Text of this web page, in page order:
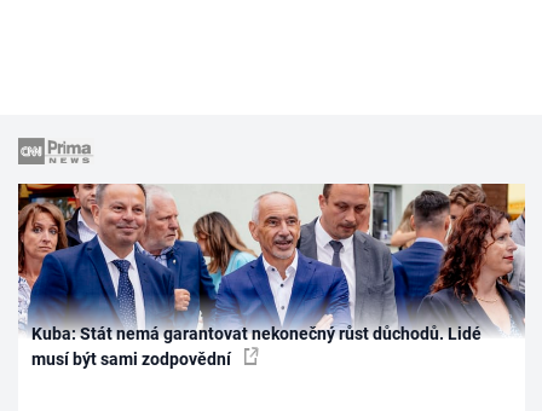
Kuba: Stát nemá garantovat nekonečný růst důchodů. Lidé
musí být sami zodpovědní